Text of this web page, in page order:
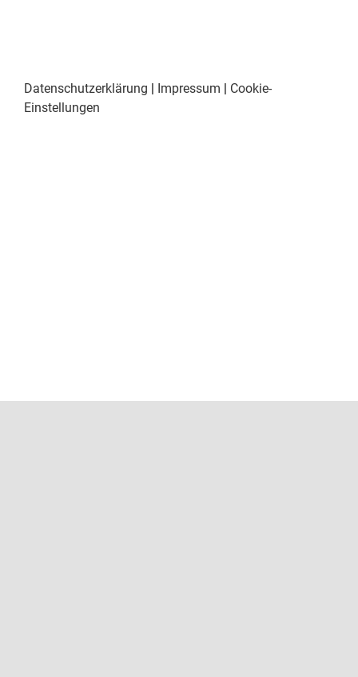
Datenschutzerklärung | Impressum | Cookie-
Einstellungen